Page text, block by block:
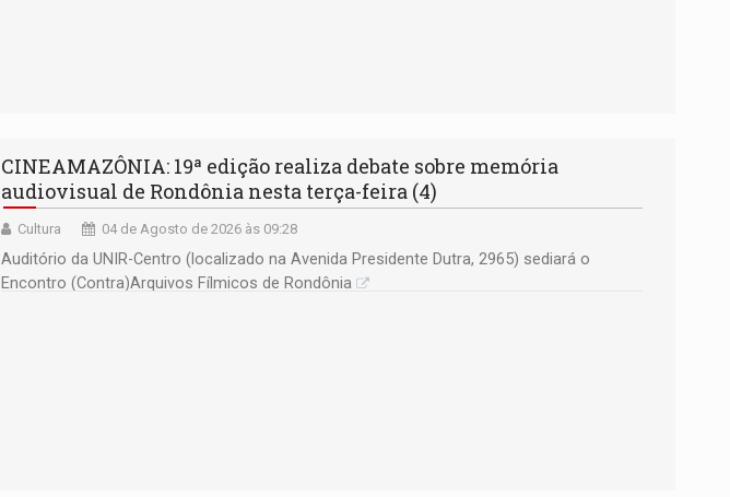
CINEAMAZÔNIA: 19ª edição realiza debate sobre memória
audiovisual de Rondônia nesta terça-feira (4)
Cultura 04 de Agosto de 2026 às 09:28
Auditório da UNIR-Centro (localizado na Avenida Presidente Dutra, 2965) sediará o
Encontro (Contra)Arquivos Fílmicos de Rondônia